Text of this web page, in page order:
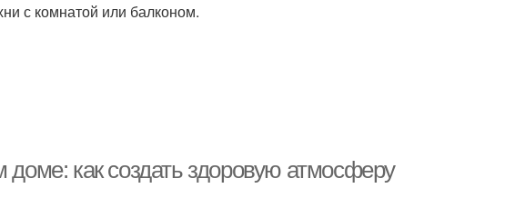
с комнатой или балконом.
доме: как создать здоровую атмосферу